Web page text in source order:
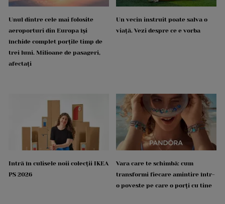
Unul dintre cele mai folosite
aeroporturi din Europa își
închide complet porțile timp de
trei luni. Milioane de pasageri,
afectați
Un vecin instruit poate salva o
viață. Vezi despre ce e vorba
Intră în culisele noii colecții IKEA
PS 2026
Vara care te schimbă: cum
transformi fiecare amintire într-
o poveste pe care o porți cu tine